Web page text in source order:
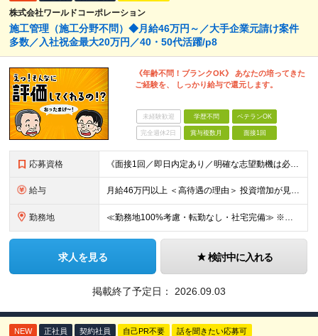
株式会社ワールドコーポレーション
施工管理（施工分野不問）◆月給46万円～／大手企業元請け案件
多数／入社祝金最大20万円／40・50代活躍/p8
《年齢不問！ブランクOK》 あなたの培ってきた
ご経験を、 しっかり給与で還元します。
未経験歓迎 学歴不問 ベテランOK
完全週休2日 賞与複数月 面接1回
応募資格 《面接1回／即日内定あり／明確な志望動機は必要なし》 ◆学歴・年齢不問 ◆建設業界での実務経験や設備設計（電気設備、空調・衛生設備）、土木設計（橋梁／トンネル・道路・造成／上下水道）などの業界経験者
給与 月給46万円以上 ＜高待遇の理由＞ 投資増加が見込まれる領域へ大きな強みを持つ当社には、大手建設会社の元請けの大型工事が多数寄せられます。そのため、施工管理として働く皆さんを、高待遇でお迎えすること
勤務地 ≪勤務地100%考慮・転勤なし・社宅完備≫ ※配属は全国のプロジェクト先 ※あなたの希望を考慮し、勤務地を決定します。 ※U・Iターン歓迎 ※出張面接も可能です！お住まいの近くに伺います。(応相談
求人を見る 検討中に入れる
掲載終了予定日： 2026.09.03
NEW 正社員 契約社員 自己PR不要 話を聞きたい応募可